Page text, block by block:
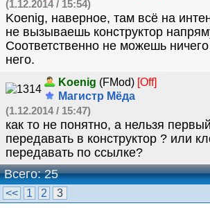
(1.12.2014 / 15:54)
Koenig, наверное, там всё на
не вызываешь конструктор
Соответственно не можешь
него.
Koenig (FMod) [Off]
Магистр Мёда
(1.12.2014 / 15:47)
как то не понятно, а нельзя
передавать в конструктор ? или
передавать по ссылке?
Всего: 25
<< 1 2 3